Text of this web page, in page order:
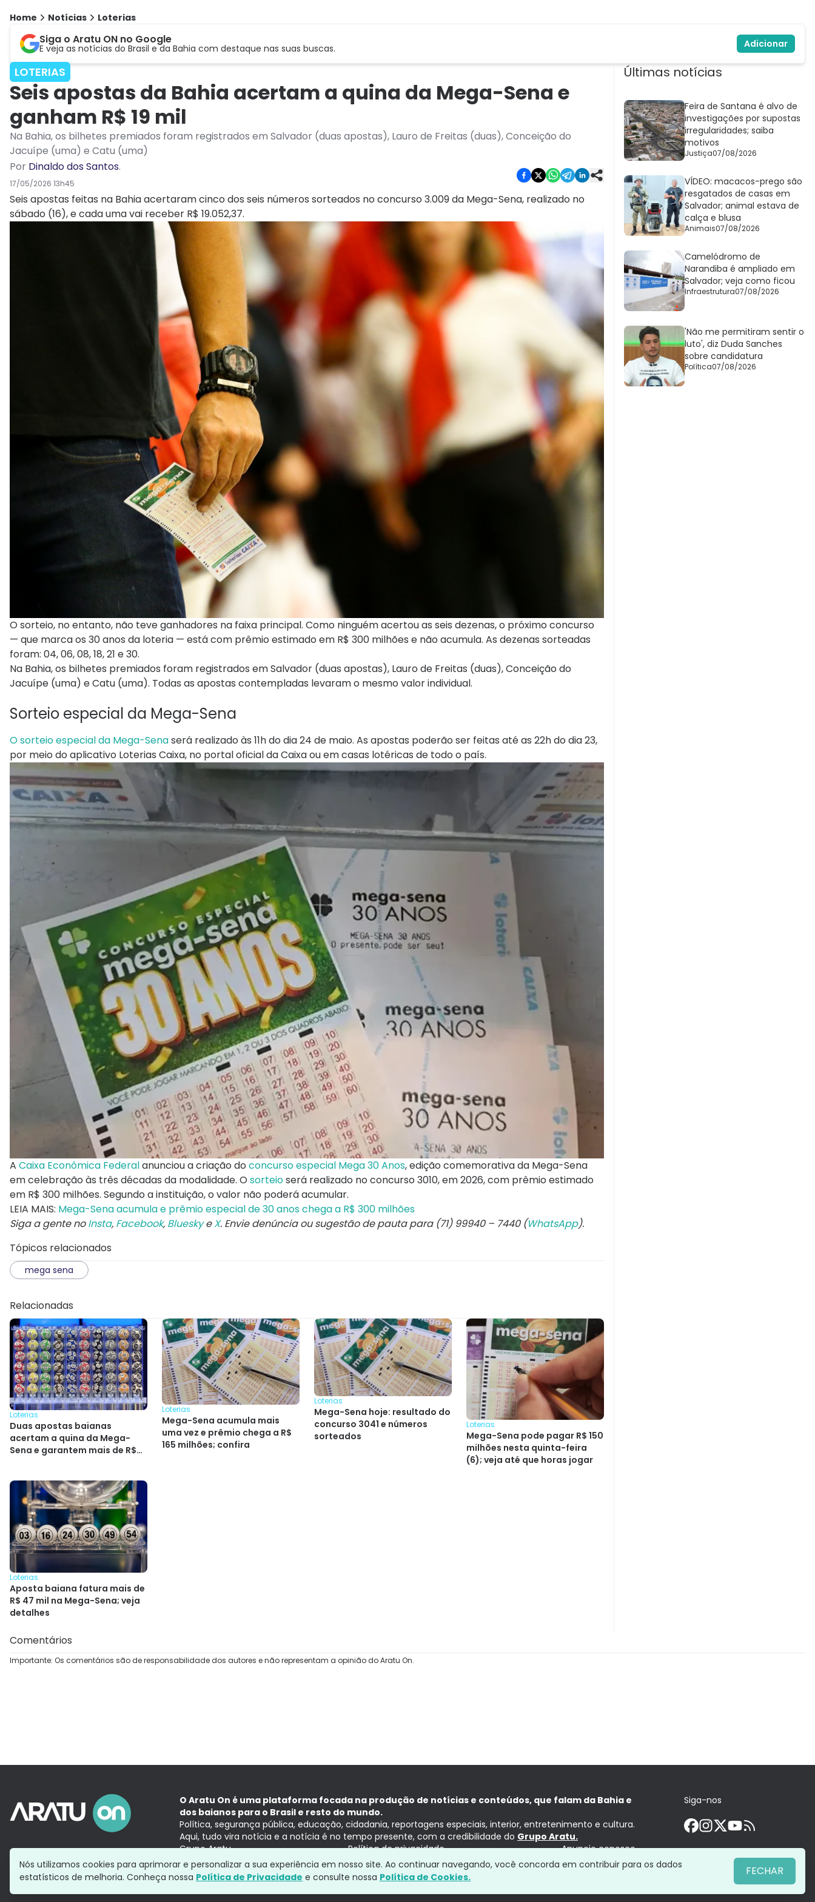
Home Notícias Loterias
Siga o Aratu ON no Google
E veja as notícias do Brasil e da Bahia com destaque nas suas buscas. Adicionar
LOTERIAS
Seis apostas da Bahia acertam a quina da Mega-Sena e
ganham R$ 19 mil
Na Bahia, os bilhetes premiados foram registrados em Salvador (duas apostas), Lauro de Freitas (duas), Conceição do
Jacuípe (uma) e Catu (uma)
Por Dinaldo dos Santos.
17/05/2026 13h45
Seis apostas feitas na Bahia acertaram cinco dos seis números sorteados no concurso 3.009 da Mega-Sena, realizado no
sábado (16), e cada uma vai receber R$ 19.052,37.
O sorteio, no entanto, não teve ganhadores na faixa principal. Como ninguém acertou as seis dezenas, o próximo concurso
— que marca os 30 anos da loteria — está com prêmio estimado em R$ 300 milhões e não acumula. As dezenas sorteadas
foram: 04, 06, 08, 18, 21 e 30.
Na Bahia, os bilhetes premiados foram registrados em Salvador (duas apostas), Lauro de Freitas (duas), Conceição do
Jacuípe (uma) e Catu (uma). Todas as apostas contempladas levaram o mesmo valor individual.
Sorteio especial da Mega-Sena
O sorteio especial da Mega-Senaserá realizado às 11h do dia 24 de maio. As apostas poderão ser feitas até as 22h do dia 23,
por meio do aplicativo Loterias Caixa, no portal oficial da Caixa ou em casas lotéricas de todo o país.
A Caixa Econômica Federalanunciou a criação do concurso especial Mega 30 Anos, edição comemorativa da Mega-Sena
em celebração às três décadas da modalidade. O sorteioserá realizado no concurso 3010, em 2026, com prêmio estimado
em R$ 300 milhões. Segundo a instituição, o valor não poderá acumular.
LEIA MAIS: Mega-Sena acumula e prêmio especial de 30 anos chega a R$ 300 milhões
Siga a gente noInsta, Facebook, BlueskyeX. Envie denúncia ou sugestão de pauta para (71) 99940 – 7440 (WhatsApp).
Tópicos relacionados
mega sena
Relacionadas
Loterias
Duas apostas baianas
acertam a quina da Mega-
Sena e garantem mais de R$
Loterias
Mega-Sena acumula mais
uma vez e prêmio chega a R$
165 milhões; confira
Loterias
Mega-Sena hoje: resultado do
concurso 3041 e números
sorteados
Loterias
Mega-Sena pode pagar R$ 150
milhões nesta quinta-feira
(6); veja até que horas jogar
Loterias
Aposta baiana fatura mais de
R$ 47 mil na Mega-Sena; veja
detalhes
Últimas notícias
Feira de Santana é alvo de
investigações por supostas
irregularidades; saiba
motivos
Justiça07/08/2026
VÍDEO: macacos-prego são
resgatados de casas em
Salvador; animal estava de
calça e blusa
Animais07/08/2026
Camelódromo de
Narandiba é ampliado em
Salvador; veja como ficou
Infraestrutura07/08/2026
'Não me permitiram sentir o
luto', diz Duda Sanches
sobre candidatura
Política07/08/2026
Comentários
Importante: Os comentários são de responsabilidade dos autores e não representam a opinião do Aratu On.
O Aratu On é uma plataforma focada na produção de notícias e conteúdos, que falam da Bahia e
dos baianos para o Brasil e resto do mundo.
Política, segurança pública, educação, cidadania, reportagens especiais, interior, entretenimento e cultura.
Aqui, tudo vira notícia e a notícia é no tempo presente, com a credibilidade do Grupo Aratu.
Grupo Aratu
Política de privacidade Anuncie conosco
Siga-nos
Nós utilizamos cookies para aprimorar e personalizar a sua experiência em nosso site. Ao continuar navegando, você concorda em contribuir para os dados
estatísticos de melhoria. Conheça nossa Política de Privacidade e consulte nossa Política de Cookies. FECHAR